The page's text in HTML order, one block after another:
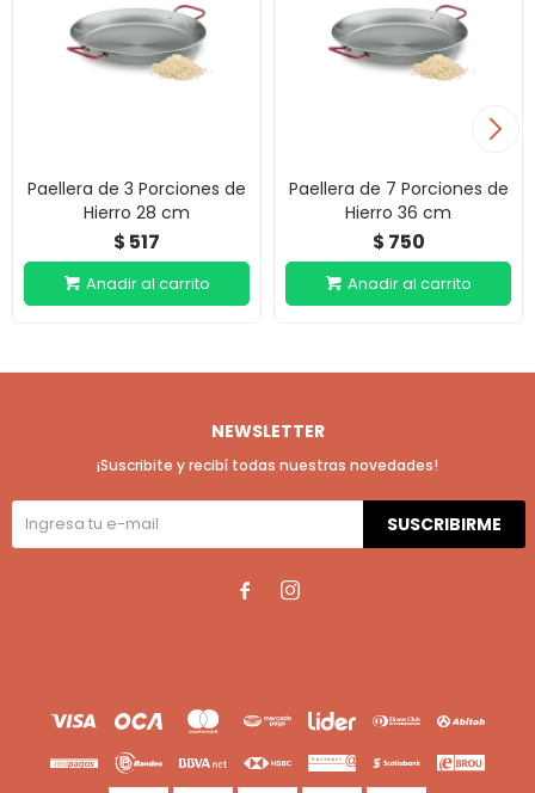
Paellera de 3 Porciones de
Hierro 28 cm
$ 517
Paellera de 7 Porciones de
Hierro 36 cm
$ 750
NEWSLETTER
¡Suscribite y recibí todas nuestras novedades!
SUSCRIBIRME
 